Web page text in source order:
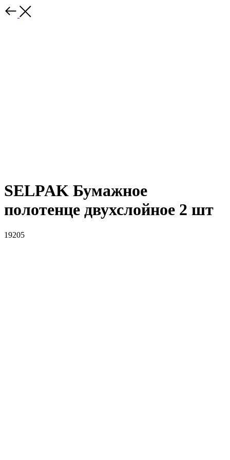
SELPAK Бумажное
полотенце двухслойное 2 шт
19205